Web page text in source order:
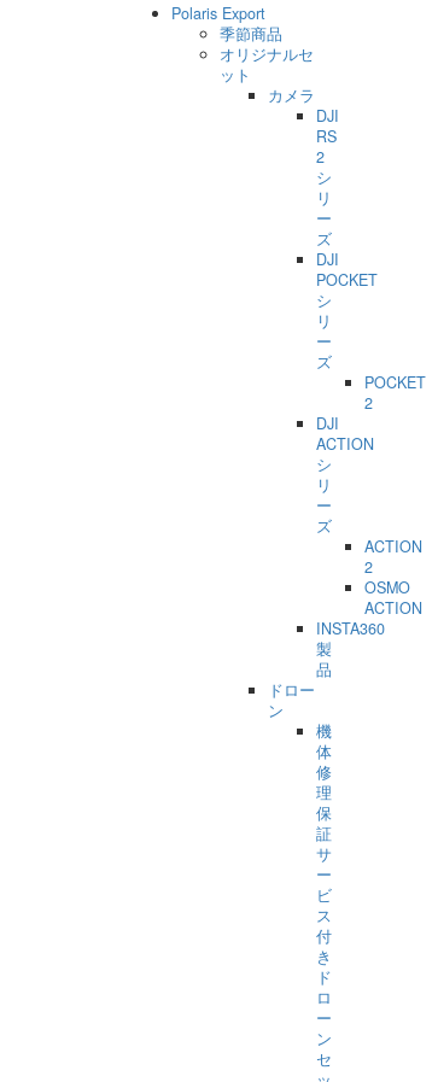
Polaris Export
季節商品
オリジナルセ
ット
カメラ
DJI
RS
2
シ
リ
ー
ズ
DJI
POCKET
シ
リ
ー
ズ
POCKET
2
DJI
ACTION
シ
リ
ー
ズ
ACTION
2
OSMO
ACTION
INSTA360
製
品
ドロー
ン
機
体
修
理
保
証
サ
ー
ビ
ス
付
き
ド
ロ
ー
ン
セ